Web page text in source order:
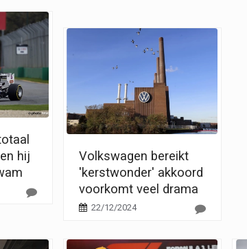
hij
Volkswagen bereikt
'kerstwonder' akkoord
voorkomt veel drama
22/12/2024